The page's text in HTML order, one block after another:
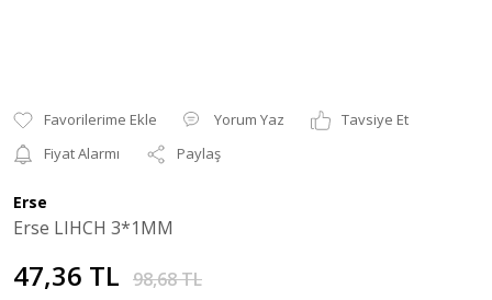
Yorum Yaz
Tavsiye Et
Fiyat Alarmı
Paylaş
Erse
Erse LIHCH 3*1MM
47,36 TL 98,68 TL